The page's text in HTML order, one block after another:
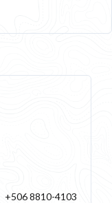
+506 8810-4103